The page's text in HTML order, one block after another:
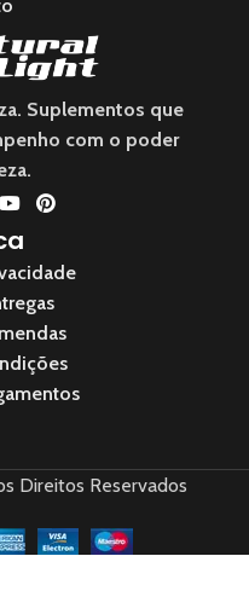
Suplementos que
com o poder
Direitos Reservados